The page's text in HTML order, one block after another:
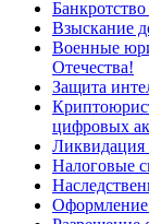
Взыскание
Военные
Отечества!
Защита
цифровых
Налоговые
Оформление